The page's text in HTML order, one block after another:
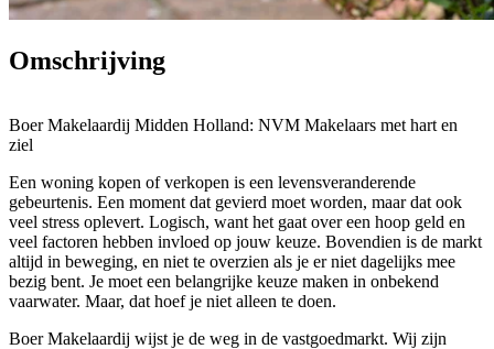
Omschrijving
Boer Makelaardij Midden Holland: NVM Makelaars met hart en
ziel
Een woning kopen of verkopen is een levensveranderende
gebeurtenis. Een moment dat gevierd moet worden, maar dat ook
veel stress oplevert. Logisch, want het gaat over een hoop geld en
veel factoren hebben invloed op jouw keuze. Bovendien is de markt
altijd in beweging, en niet te overzien als je er niet dagelijks mee
bezig bent. Je moet een belangrijke keuze maken in onbekend
vaarwater. Maar, dat hoef je niet alleen te doen.
Boer Makelaardij wijst je de weg in de vastgoedmarkt. Wij zijn